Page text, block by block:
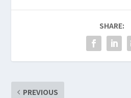
SHARE:
PREVIOUS